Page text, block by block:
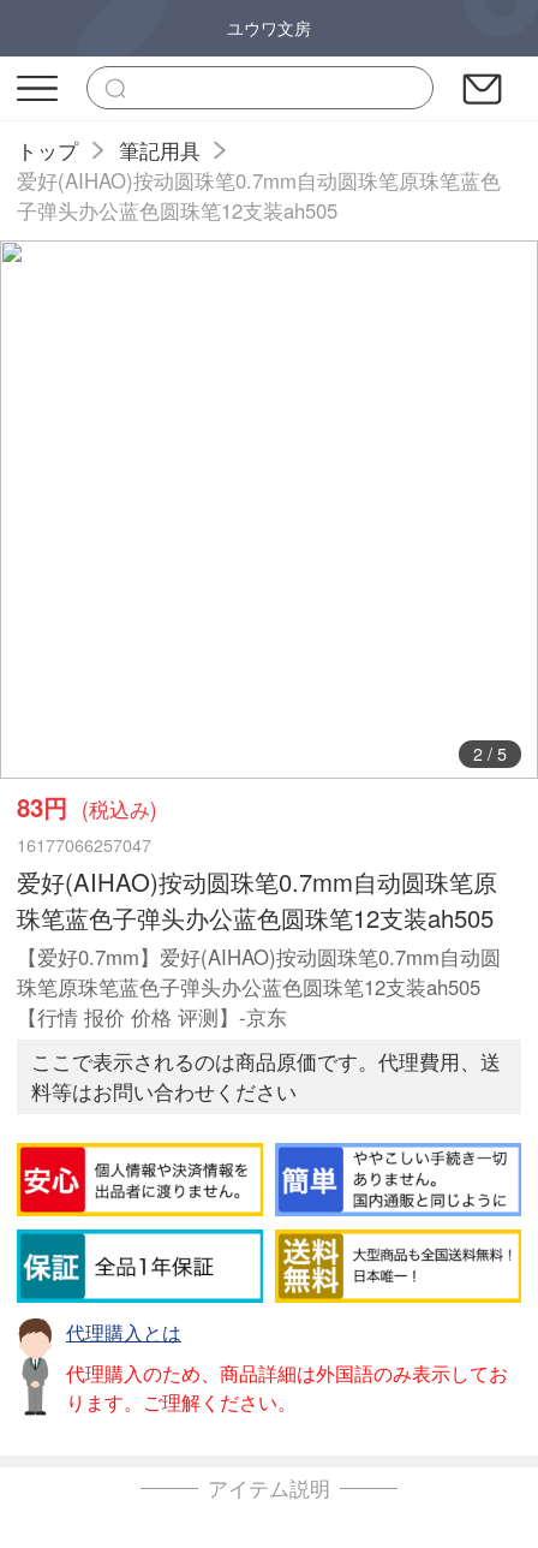
ユウワ文房
トップ
筆記用具
爱好(AIHAO)按动圆珠笔0.7mm自动圆珠笔原珠笔蓝色
子弹头办公蓝色圆珠笔12支装ah505
2/ 5
83円 (税込み)
16177066257047
爱好(AIHAO)按动圆珠笔0.7mm自动圆珠笔原
珠笔蓝色子弹头办公蓝色圆珠笔12支装ah505
【爱好0.7mm】爱好(AIHAO)按动圆珠笔0.7mm自动圆
珠笔原珠笔蓝色子弹头办公蓝色圆珠笔12支装ah505
【行情 报价 价格 评测】-京东
ここで表示されるのは商品原価です。代理費用、送
料等はお問い合わせください
代理購入とは
代理購入のため、商品詳細は外国語のみ表示してお
ります。ご理解ください。
アイテム説明